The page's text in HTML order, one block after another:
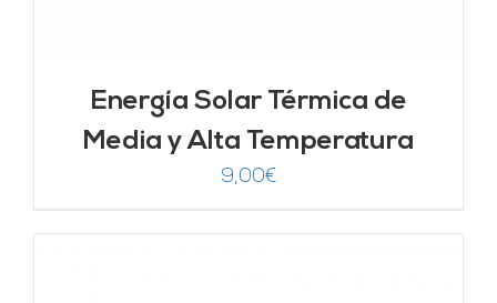
Energía Solar Térmica de
Media y Alta Temperatura
9,00€